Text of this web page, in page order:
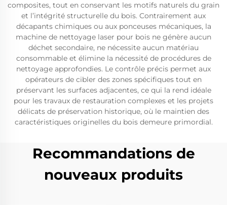
composites, tout en conservant les motifs naturels du grain
et l’intégrité structurelle du bois. Contrairement aux
décapants chimiques ou aux ponceuses mécaniques, la
machine de nettoyage laser pour bois ne génère aucun
déchet secondaire, ne nécessite aucun matériau
consommable et élimine la nécessité de procédures de
nettoyage approfondies. Le contrôle précis permet aux
opérateurs de cibler des zones spécifiques tout en
préservant les surfaces adjacentes, ce qui la rend idéale
pour les travaux de restauration complexes et les projets
délicats de préservation historique, où le maintien des
caractéristiques originelles du bois demeure primordial.
Recommandations de
nouveaux produits